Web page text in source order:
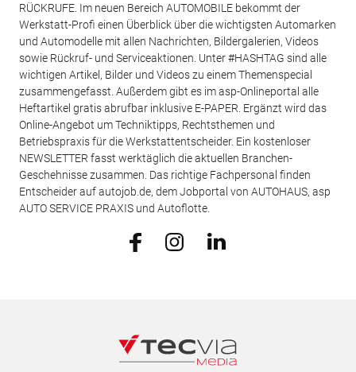
RÜCKRUFE. Im neuen Bereich AUTOMOBILE bekommt der
Werkstatt-Profi einen Überblick über die wichtigsten Automarken
und Automodelle mit allen Nachrichten, Bildergalerien, Videos
sowie Rückruf- und Serviceaktionen. Unter #HASHTAG sind alle
wichtigen Artikel, Bilder und Videos zu einem Themenspecial
zusammengefasst. Außerdem gibt es im asp-Onlineportal alle
Heftartikel gratis abrufbar inklusive E-PAPER. Ergänzt wird das
Online-Angebot um Techniktipps, Rechtsthemen und
Betriebspraxis für die Werkstattentscheider. Ein kostenloser
NEWSLETTER fasst werktäglich die aktuellen Branchen-
Geschehnisse zusammen. Das richtige Fachpersonal finden
Entscheider auf autojob.de, dem Jobportal von AUTOHAUS, asp
AUTO SERVICE PRAXIS und Autoflotte.